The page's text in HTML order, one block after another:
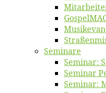
Se­mi­na­re
Se­mi­nar:
Se­mi­nar
Se­mi­nar: